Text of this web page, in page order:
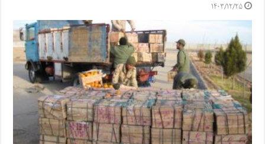
۱۴۰۳/۱۲/۲۵